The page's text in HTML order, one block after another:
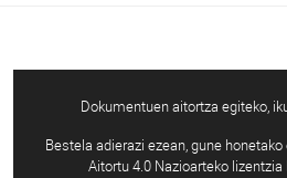
Dokumentuen aitortza egiteko,
Bestela adierazi ezean, gune
Aitortu 4.0 Nazioarteko